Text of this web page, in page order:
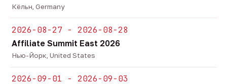
Кёльн, Germany
2026-08-27 - 2026-08-28
Affiliate Summit East 2026
Нью-Йорк, United States
2026-09-01 - 2026-09-03